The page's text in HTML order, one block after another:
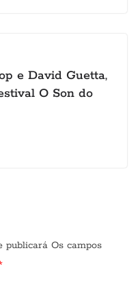
e David Guetta,
O Son do
publicará Os campos